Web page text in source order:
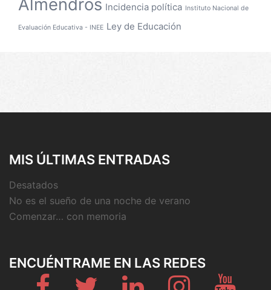
Almendros Incidencia política Instituto Nacional de
Evaluación Educativa - INEE Ley de Educación
MIS ÚLTIMAS ENTRADAS
Desatados
No es el sueño de una noche de verano
Comenzar… con memoria
ENCUÉNTRAME EN LAS REDES
Fb Twitter Linkedin Instagram